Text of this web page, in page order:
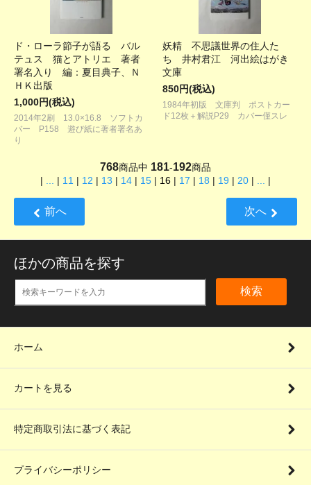
ド・ローラ節子が語る バル
テュス 猫とアトリエ 著者
署名入り 編：夏目典子、Ｎ
ＨＫ出版
1,000円(税込)
2014年2刷 13.0×16.8 ソフトカ
バー P158 遊び紙に著者署名あ
り
妖精 不思議世界の住人た
ち 井村君江 河出絵はがき
文庫
850円(税込)
1984年初版 文庫判 ポストカー
ド12枚＋解説P29 カバー僅スレ
768商品中 181-192商品
| ... | 11 | 12 | 13 | 14 | 15 | 16 | 17 | 18 | 19 | 20 | ... |
前へ 次へ
ほかの商品を探す
検索
ホーム
カートを見る
特定商取引法に基づく表記
プライバシーポリシー